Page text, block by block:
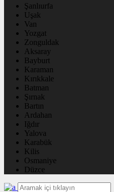
Şanlıurfa
Uşak
Van
Yozgat
Zonguldak
Aksaray
Bayburt
Karaman
Kırıkkale
Batman
Şırnak
Bartın
Ardahan
Iğdır
Yalova
Karabük
Kilis
Osmaniye
Düzce